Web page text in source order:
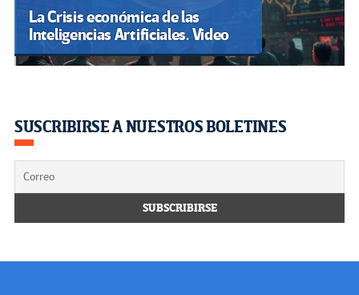
La Crisis económica de las
Inteligencias Artificiales. Video
SUSCRIBIRSE A NUESTROS BOLETINES